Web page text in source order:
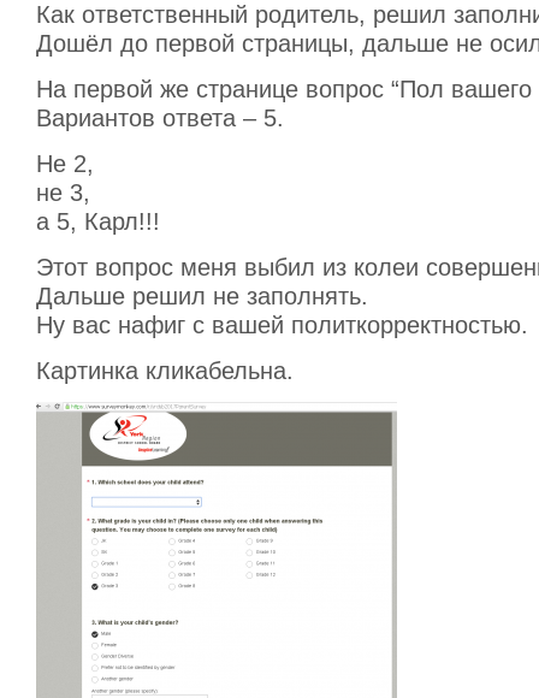
Как ответственный родитель, решил
Дошёл до первой страницы, дальше не
На первой же странице вопрос “Пол вашего
Вариантов ответа – 5.
Не 2,
не 3,
а 5, Карл!!!
Этот вопрос меня выбил из колеи
Дальше решил не заполнять.
Ну вас нафиг с вашей политкорректностью.
Картинка кликабельна.